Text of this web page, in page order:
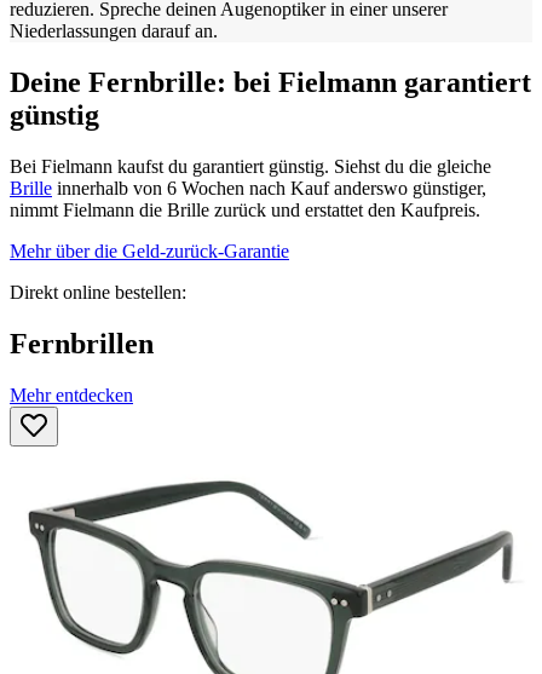
reduzieren. Spreche deinen Augenoptiker in einer unserer
Niederlassungen darauf an.
Deine Fernbrille: bei Fielmann garantiert
günstig
Bei Fielmann kaufst du garantiert günstig. Siehst du die gleiche
Brille innerhalb von 6 Wochen nach Kauf anderswo günstiger,
nimmt Fielmann die Brille zurück und erstattet den Kaufpreis.
Mehr über die Geld-zurück-Garantie
Direkt online bestellen:
Fernbrillen
Mehr entdecken